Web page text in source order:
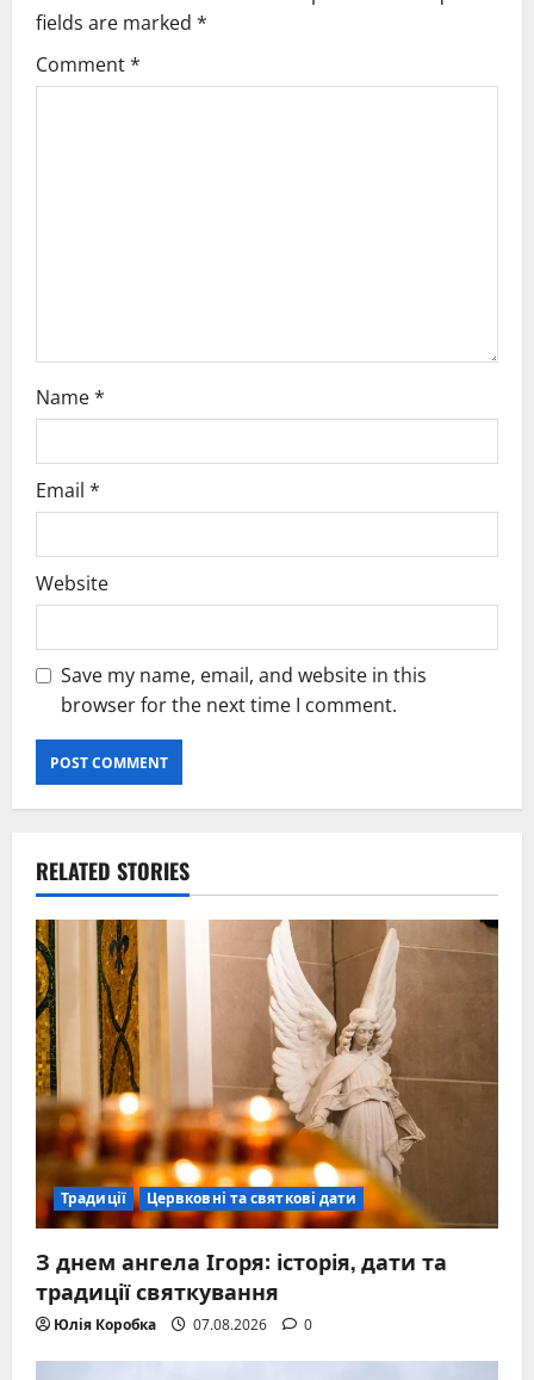
g
fields are marked *
Comment*
Name*
Email *
Website
Save my name, email, and website in this
browser for the next time I comment.
RELATED STORIES
Традиції Цервковні та святкові дати
З днем ангела Ігоря: історія, дати та
традиції святкування
Юлія Коробка 07.08.2026 0